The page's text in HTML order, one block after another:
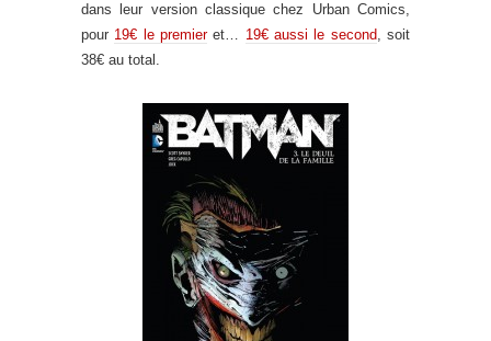
dans leur version classique chez Urban Comics,
pour 19€ le premieret… 19€ aussi le second, soit
38€ au total.